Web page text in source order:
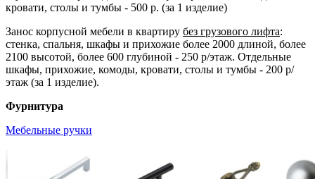
кровати, столы и тумбы - 500 р. (за 1 изделие)
Занос корпусной мебели в квартиру без грузового лифта:
стенка, спальня, шкафы и прихожие более 2000 длиной, более
2100 высотой, более 600 глубиной - 250 р/этаж. Отдельные
шкафы, прихожие, комоды, кровати, столы и тумбы - 200 р/
этаж (за 1 изделие).
Фурнитура
Мебельные ручки